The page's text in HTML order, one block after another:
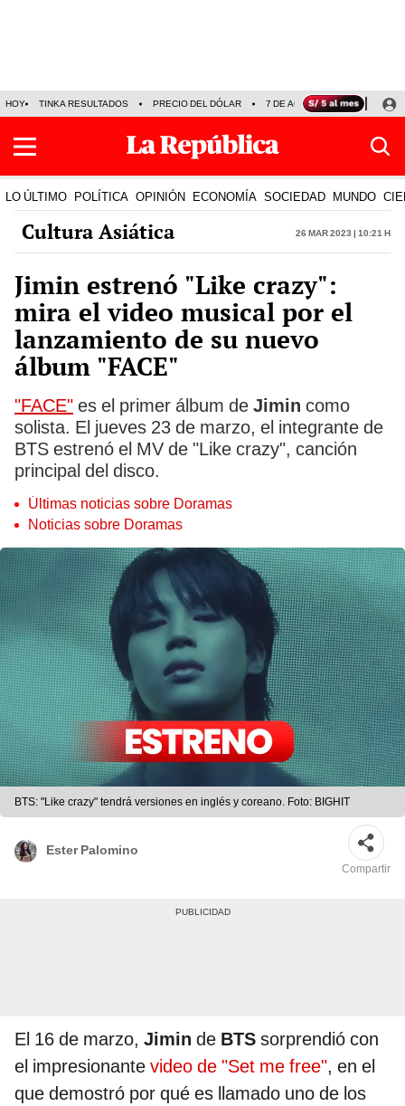
HOY TINKA RESULTADOS PRECIO DEL DÓLAR 7 DE AGOSTO OLLANTA
LO ÚLTIMO POLÍTICA OPINIÓN ECONOMÍA SOCIEDAD MUNDO
Cultura Asiática 26 Mar 2023 | 10:21 h
Jimin estrenó "Like crazy":
mira el video musical por el
lanzamiento de su nuevo
álbum "FACE"
"FACE" es el primer álbum de Jimin como
solista. El jueves 23 de marzo, el integrante de
BTS estrenó el MV de "Like crazy", canción
principal del disco.
Últimas noticias sobre Doramas
Noticias sobre Doramas
BTS: "Like crazy" tendrá versiones en inglés y coreano. Foto: BIGHIT
Ester Palomino
Compartir
El 16 de marzo, Jimin de BTS sorprendió con
el impresionante video de "Set me free", en el
que demostró por qué es llamado uno de los